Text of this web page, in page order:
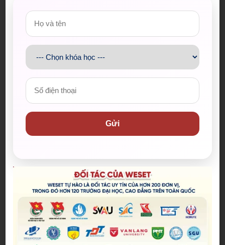
còn tạo ra cơ hội học thuật và nghiên cứu chung.
Chương trình liên kết với đối tác quốc tế như
Trường Đại học Victoria Wellington đã mang lại sự
đa dạng và sâu rộng trong việc chia sẻ kiến thức,
mở rộng tầm nhìn cho cộng đồng giáo dục ở cả hai
quốc gia.
Gửi